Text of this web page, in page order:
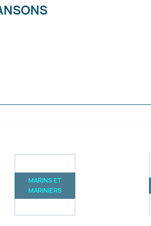
MARINS ET
MARINIERS